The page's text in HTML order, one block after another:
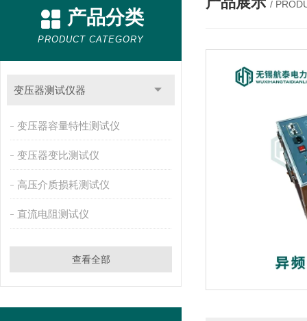
产品分类
PRODUCT CATEGORY
变压器测试仪器
变压器容量特性测试仪
变压器变比测试仪
高压介质损耗测试仪
直流电阻测试仪
查看全部
/